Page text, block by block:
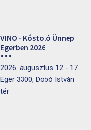
VINO - Kóstoló Ünnep
Egerben 2026
2026. augusztus 12 - 17.
Eger 3300, Dobó István
tér